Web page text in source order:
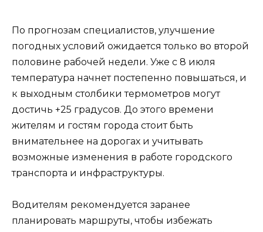
По прогнозам специалистов, улучшение
погодных условий ожидается только во второй
половине рабочей недели. Уже с 8 июля
температура начнет постепенно повышаться, и
к выходным столбики термометров могут
достичь +25 градусов. До этого времени
жителям и гостям города стоит быть
внимательнее на дорогах и учитывать
возможные изменения в работе городского
транспорта и инфраструктуры.
Водителям рекомендуется заранее
планировать маршруты, чтобы избежать